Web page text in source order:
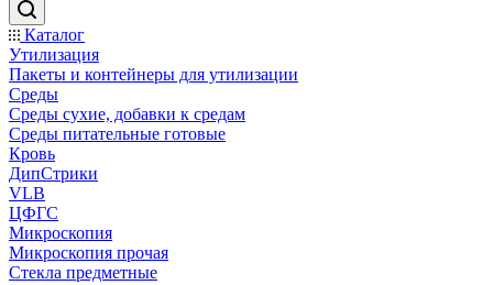
Каталог
Утилизация
Пакеты и контейнеры для утилизации
Среды
Среды сухие, добавки к средам
Среды питательные готовые
Кровь
ДипСтрики
VLB
ЦФГС
Микроскопия
Микроскопия прочая
Стекла предметные